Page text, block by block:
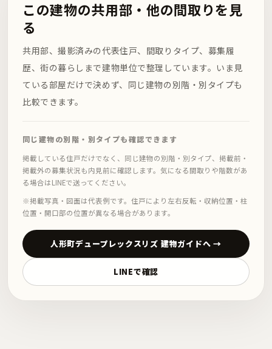
この建物の共用部・他の間取りを見
る
共用部、撮影済みの代表住戸、間取りタイプ、募集履
歴、街の暮らしまで建物単位で整理しています。いま見
ている部屋だけで決めず、同じ建物の別階・別タイプも
比較できます。
同じ建物の別階・別タイプも確認できます
掲載している住戸だけでなく、同じ建物の別階・別タイプ、掲載前・
掲載外の募集状況も内見前に確認します。気になる間取りや階数があ
る場合はLINEで送ってください。
※掲載写真・図面は代表例です。住戸により左右反転・収納位置・柱
位置・開口部の位置が異なる場合があります。
人形町デュープレックスリズ 建物ガイドへ →
LINEで確認